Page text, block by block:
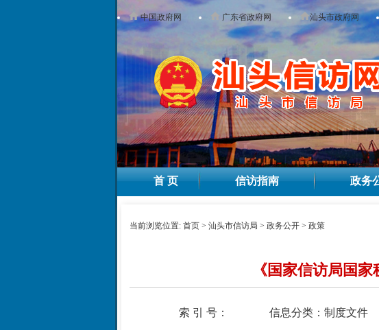
中国政府网 广东省政府网 汕头市政府网
首 页 信访指南 政务
当前浏览位置: 首页 > 汕头市信访局 > 政务公开 > 政策
《国家信访局国
索 引 号： 信息分类：制度文件